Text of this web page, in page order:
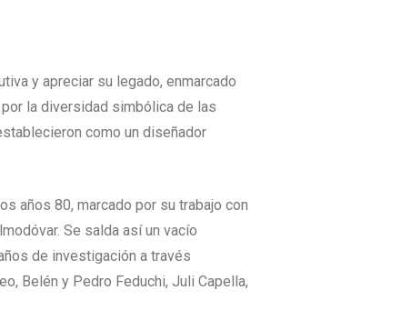
y apreciar su legado, enmarcado
la diversidad simbólica de las
como un diseñador
años 80, marcado por su trabajo con
Se salda así un vacío
de investigación a través
Belén y Pedro Feduchi, Juli Capella,